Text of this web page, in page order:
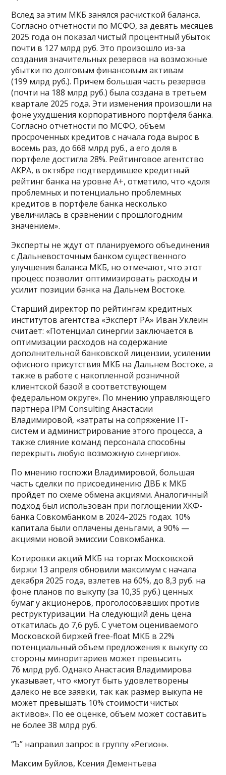
Вслед за этим МКБ занялся расчисткой баланса.
Согласно отчетности по МСФО, за девять месяцев
2025 года он показал чистый процентный убыток
почти в 127 млрд руб. Это произошло из-за
создания значительных резервов на возможные
убытки по долговым финансовым активам
(199 млрд руб.). Причем большая часть резервов
(почти на 188 млрд руб.) была создана в третьем
квартале 2025 года. Эти изменения произошли на
фоне ухудшения корпоративного портфеля банка.
Согласно отчетности по МСФО, объем
просроченных кредитов с начала года вырос в
восемь раз, до 668 млрд руб., а его доля в
портфеле достигла 28%. Рейтинговое агентство
АКРА, в октябре подтвердившее кредитный
рейтинг банка на уровне А+, отметило, что «доля
проблемных и потенциально проблемных
кредитов в портфеле банка несколько
увеличилась в сравнении с прошлогодним
значением».
Эксперты не ждут от планируемого объединения
с Дальневосточным банком существенного
улучшения баланса МКБ, но отмечают, что этот
процесс позволит оптимизировать расходы и
усилит позиции банка на Дальнем Востоке.
Старший директор по рейтингам кредитных
институтов агентства «Эксперт РА» Иван Уклеин
считает: «Потенциал синергии заключается в
оптимизации расходов на содержание
дополнительной банковской лицензии, усилении
офисного присутствия МКБ на Дальнем Востоке, а
также в работе с накопленной розничной
клиентской базой в соответствующем
федеральном округе». По мнению управляющего
партнера IPM Consulting Анастасии
Владимировой, «затраты на сопряжение IT-
систем и администрирование этого процесса, а
также слияние команд персонала способны
перекрыть любую возможную синергию».
По мнению госпожи Владимировой, большая
часть сделки по присоединению ДВБ к МКБ
пройдет по схеме обмена акциями. Аналогичный
подход был использован при поглощении ХКФ-
банка Совкомбанком в 2024–2025 годах. 10%
капитала были оплачены деньгами, а 90% —
акциями новой эмиссии Совкомбанка.
Котировки акций МКБ на торгах Московской
биржи 13 апреля обновили максимум с начала
декабря 2025 года, взлетев на 60%, до 8,3 руб. на
фоне планов по выкупу (за 10,35 руб.) ценных
бумаг у акционеров, проголосовавших против
реструктуризации. На следующий день цена
откатилась до 7,6 руб. С учетом оцениваемого
Московской биржей free-float МКБ в 22%
потенциальный объем предложения к выкупу со
стороны миноритариев может превысить
76 млрд руб. Однако Анастасия Владимирова
указывает, что «могут быть удовлетворены
далеко не все заявки, так как размер выкупа не
может превышать 10% стоимости чистых
активов». По ее оценке, объем может составить
не более 38 млрд руб.
“Ъ” направил запрос в группу «Регион».
Максим Буйлов, Ксения Дементьева